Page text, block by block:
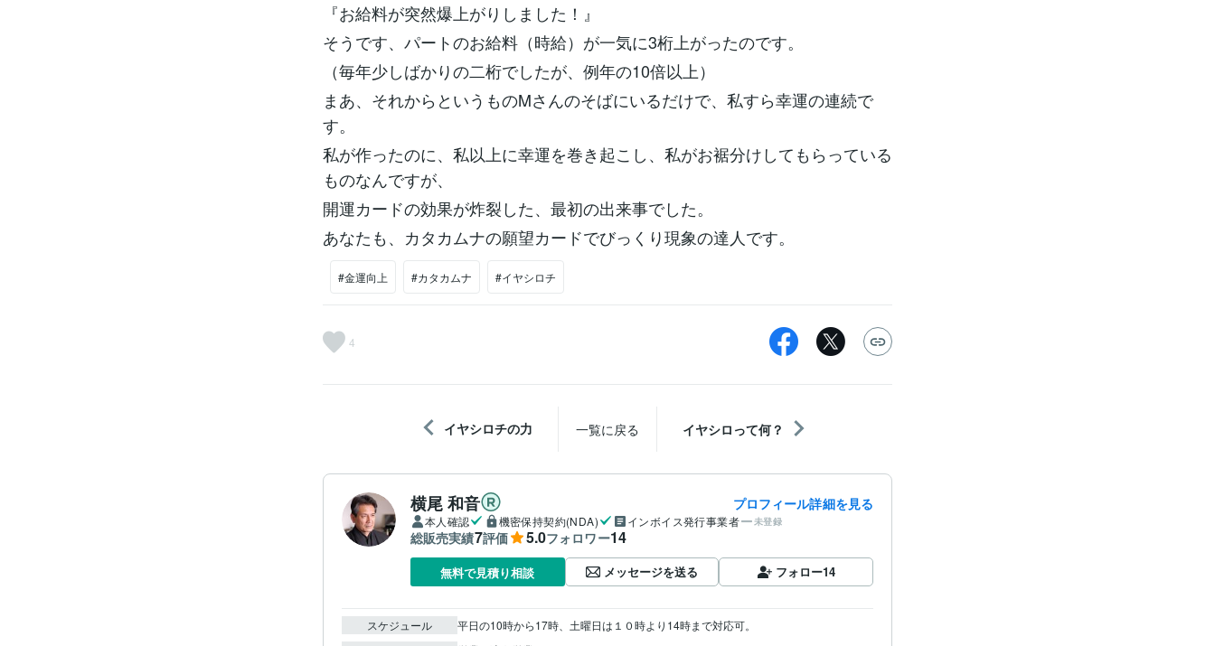
『お給料が突然爆上がりしました！』
そうです、パートのお給料（時給）が一気に3桁上がったのです。
（毎年少しばかりの二桁でしたが、例年の10倍以上）
まあ、それからというものMさんのそばにいるだけで、私すら幸運の連続で
す。
私が作ったのに、私以上に幸運を巻き起こし、私がお裾分けしてもらっている
ものなんですが、
開運カードの効果が炸裂した、最初の出来事でした。
あなたも、カタカムナの願望カードでびっくり現象の達人です。
#金運向上 #カタカムナ #イヤシロチ
4
イヤシロチの力 一覧に戻る イヤシロって何？
横尾 和音 プロフィール詳細を見る
本人確認 機密保持契約(NDA) インボイス発行事業者 未登録
総販売実績7評価 5.0フォロワー14
無料で見積り相談 メッセージを送る フォロー14
スケジュール 平日の10時から17時、土曜日は１０時より14時まで対応可。